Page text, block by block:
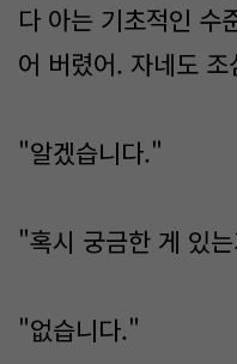
다 아는 기초적인 수
어 버렸어. 자네도
"알겠습니다."
"혹시 궁금한 게 있
"없습니다."